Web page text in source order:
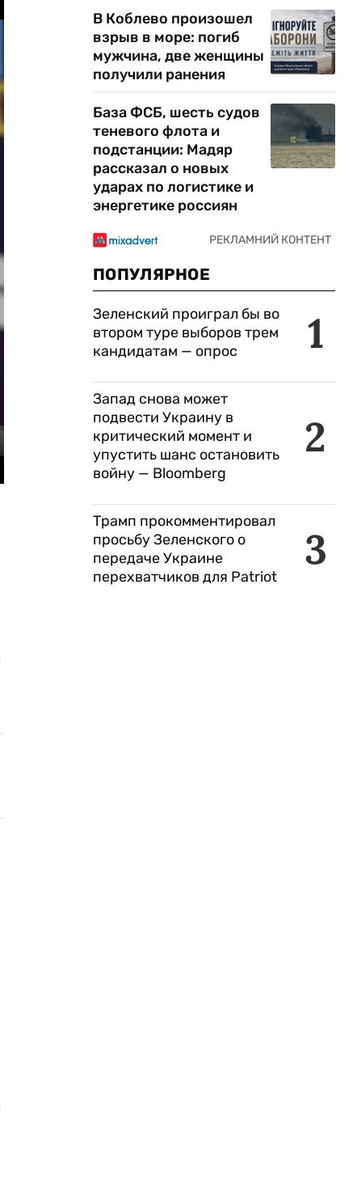
В Коблево произошел
взрыв в море: погиб
мужчина, две женщины
получили ранения
База ФСБ, шесть судов
теневого флота и
подстанции: Мадяр
рассказал о новых
ударах по логистике и
энергетике россиян
ПОПУЛЯРНОЕ
1
Зеленский проиграл бы во
втором туре выборов трем
кандидатам — опрос
2
Запад снова может
подвести Украину в
критический момент и
упустить шанс остановить
войну — Bloomberg
3
Трамп прокомментировал
просьбу Зеленского о
передаче Украине
перехватчиков для Patriot